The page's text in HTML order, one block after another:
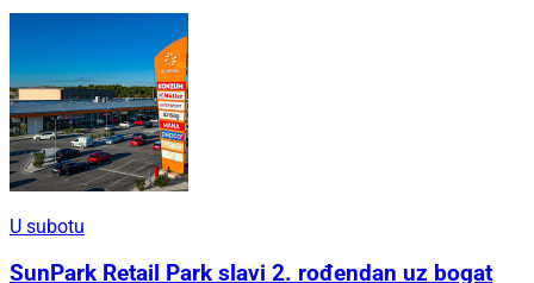
U subotu
SunPark Retail Park slavi 2. rođendan uz bogat